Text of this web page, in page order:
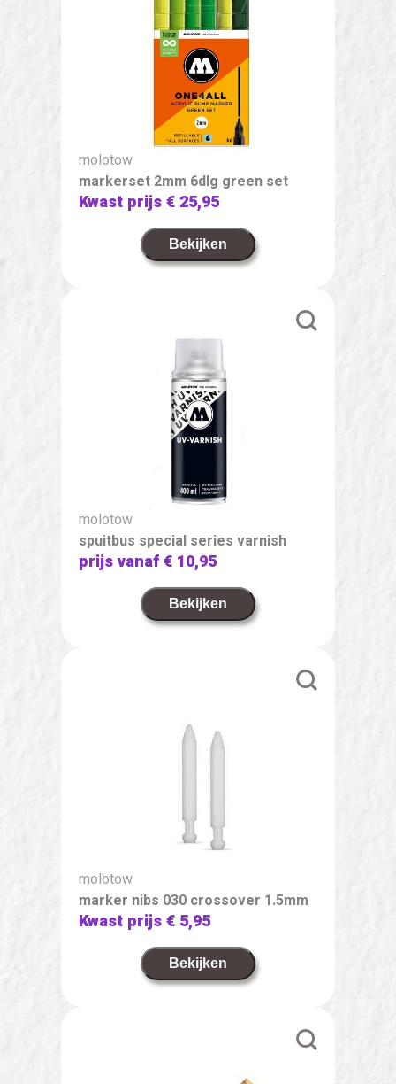
molotow
markerset 2mm 6dlg green set
Kwast prijs€ 25,95
Bekijken
molotow
spuitbus special series varnish
prijs vanaf€ 10,95
Bekijken
molotow
marker nibs 030 crossover 1.5mm
Kwast prijs€ 5,95
Bekijken